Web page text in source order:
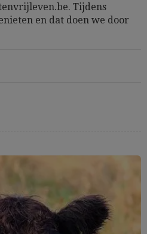
Tijdens
en dat doen we door